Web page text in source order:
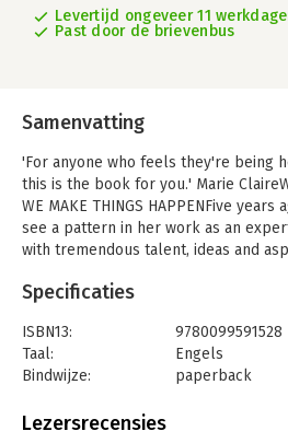
Levertijd ongeveer 11
Past door de brievenbus
Samenvatting
'For anyone who feels they're being
this is the book for you.' Marie
WE MAKE THINGS HAPPENFive
see a pattern in her work as an
with tremendous talent, ideas and
Specificaties
ISBN13:
9780099591528
Taal:
Engels
Bindwijze:
paperback
Uitgever:
Lezersrecensies